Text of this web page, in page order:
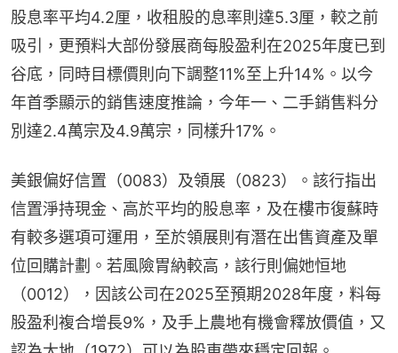
股息率平均4.2厘，收租股的息率則達5.3厘，較之前
吸引，更預料大部份發展商每股盈利在2025年度已到
谷底，同時目標價則向下調整11%至上升14%。以今
年首季顯示的銷售速度推論，今年一、二手銷售料分
別達2.4萬宗及4.9萬宗，同樣升17%。
美銀偏好信置（0083）及領展（0823）。該行指出
信置淨持現金、高於平均的股息率，及在樓市復蘇時
有較多選項可運用，至於領展則有潛在出售資產及單
位回購計劃。若風險胃納較高，該行則偏她恒地
（0012），因該公司在2025至預期2028年度，料每
股盈利複合增長9%，及手上農地有機會釋放價值，又